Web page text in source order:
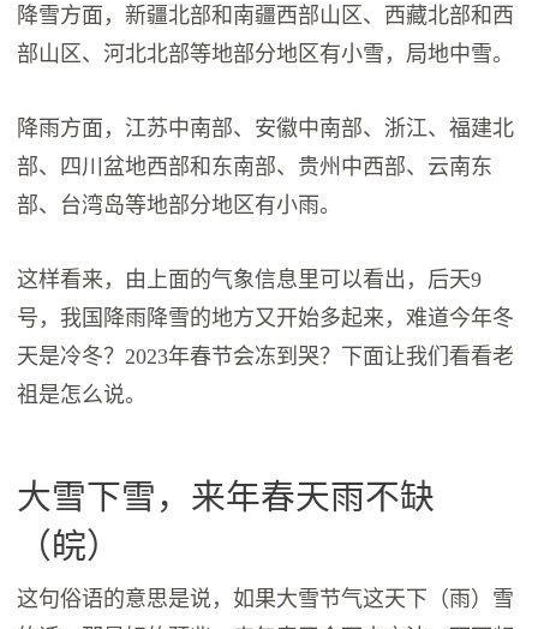
降雪方面，新疆北部和南疆西部山区、西藏北部和西
部山区、河北北部等地部分地区有小雪，局地中雪。
降雨方面，江苏中南部、安徽中南部、浙江、福建北
部、四川盆地西部和东南部、贵州中西部、云南东
部、台湾岛等地部分地区有小雨。
这样看来，由上面的气象信息里可以看出，后天9
号，我国降雨降雪的地方又开始多起来，难道今年冬
天是冷冬？2023年春节会冻到哭？下面让我们看看老
祖是怎么说。
大雪下雪，来年春天雨不缺
（皖）
这句俗语的意思是说，如果大雪节气这天下（雨）雪